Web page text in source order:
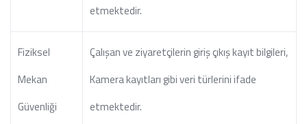
etmektedir.
Fiziksel
Mekan
Güvenliği
Çalışan ve ziyaretçilerin giriş çıkış kayıt bilgileri,
Kamera kayıtları gibi veri türlerini ifade
etmektedir.